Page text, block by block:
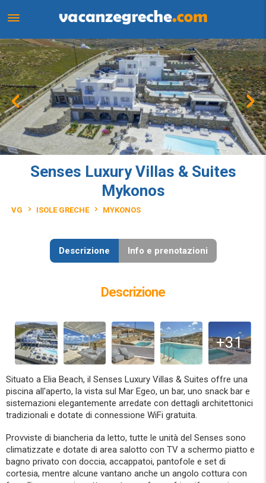
Senses Luxury Villas & Suites
Mykonos
VG ISOLE GRECHE MYKONOS
Descrizione Info e prenotazioni
Descrizione
+31
Situato a Elia Beach, il Senses Luxury Villas & Suites offre una
piscina all'aperto, la vista sul Mar Egeo, un bar, uno snack bar e
sistemazioni elegantemente arredate con dettagli architettonici
tradizionali e dotate di connessione WiFi gratuita.
Provviste di biancheria da letto, tutte le unità del Senses sono
climatizzate e dotate di area salotto con TV a schermo piatto e
bagno privato con doccia, accappatoi, pantofole e set di
cortesia, mentre alcune vantano anche un angolo cottura con